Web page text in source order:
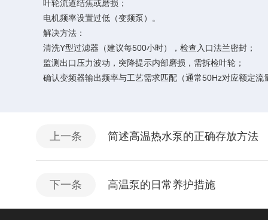
叶轮流道结焦或磨损；
电机频率设置过低（变频泵）。
解决方法：
清洗Y型过滤器（建议每500小时），检查入口法兰密封；
监测出口压力波动，突降提示内部磨损，需拆检叶轮；
确认变频器输出频率与工艺需求匹配（通常50Hz对应额定流
上一条 简述高温热水泵的正确存放方法
下一条 高温泵的日常养护措施